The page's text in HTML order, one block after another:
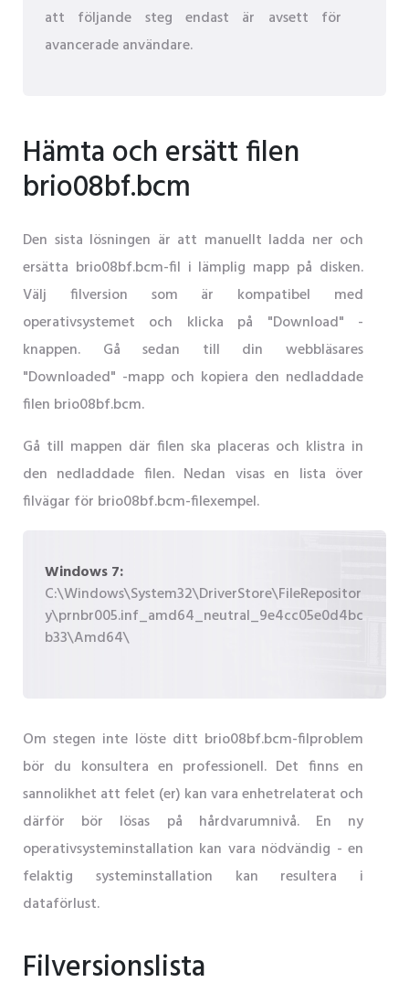
att följande steg endast är avsett för
avancerade användare.
Hämta och ersätt filen
brio08bf.bcm
Den sista lösningen är att manuellt ladda ner och
ersätta brio08bf.bcm-fil i lämplig mapp på disken.
Välj filversion som är kompatibel med
operativsystemet och klicka på "Download" -
knappen. Gå sedan till din webbläsares
"Downloaded" -mapp och kopiera den nedladdade
filen brio08bf.bcm.
Gå till mappen där filen ska placeras och klistra in
den nedladdade filen. Nedan visas en lista över
filvägar för brio08bf.bcm-filexempel.
Windows 7:
C:\Windows\System32\DriverStore\FileRepositor
y\prnbr005.inf_amd64_neutral_9e4cc05e0d4bc
b33\Amd64\
Om stegen inte löste ditt brio08bf.bcm-filproblem
bör du konsultera en professionell. Det finns en
sannolikhet att felet (er) kan vara enhetrelaterat och
därför bör lösas på hårdvarumnivå. En ny
operativsysteminstallation kan vara nödvändig - en
felaktig systeminstallation kan resultera i
dataförlust.
Filversionslista